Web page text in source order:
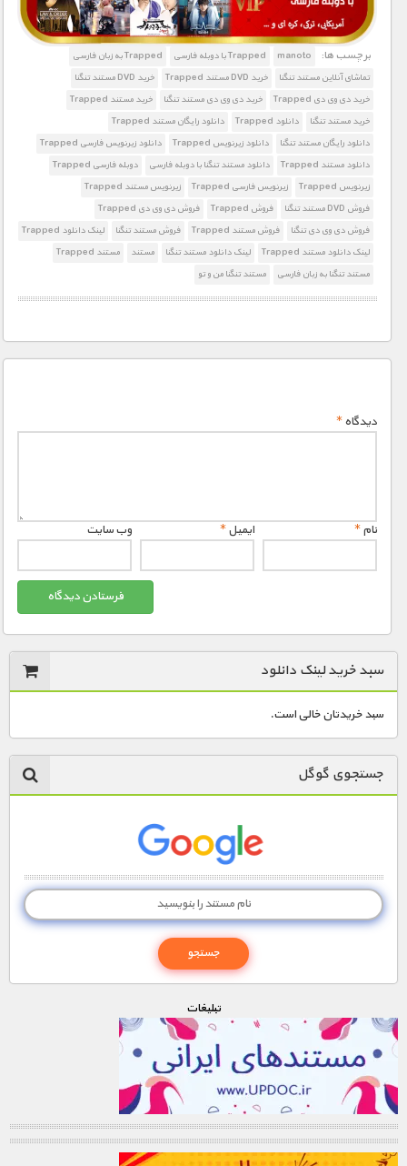
برچسب ها: manoto Trapped با دوبله فارسی
Trapped به زبان فارسی
تماشای آنلاین مستند تنگنا
خرید DVD مستند Trapped
خرید DVD مستند تنگنا
خرید دی وی دی Trapped
خرید دی وی دی مستند تنگنا
خرید مستند Trapped
خرید مستند تنگنا
دانلود Trapped
دانلود رایگان مستند Trapped
دانلود رایگان مستند تنگنا
دانلود زیرنویس Trapped
دانلود زیرنویس فارسی Trapped
دانلود مستند Trapped
دانلود مستند تنگنا با دوبله فارسی
دوبله فارسی Trapped
زیرنویس Trapped
زیرنویس فارسی Trapped
زیرنویس مستند Trapped
فروش DVD مستند تنگنا
فروش Trapped
فروش دی وی دی Trapped
فروش دی وی دی تنگنا
فروش مستند Trapped فروش مستند تنگنا
لینک دانلود Trapped
لینک دانلود مستند Trapped
لینک دانلود مستند تنگنا مستند
مستند Trapped
مستند تنگنا به زبان فارسی
مستند تنگنا من و تو
دیدگاه*
نام* ایمیل* وب‌ سایت
سبد خرید لینک دانلود
سبد خریدتان خالی است.
جستجوی گوگل
تبليغات